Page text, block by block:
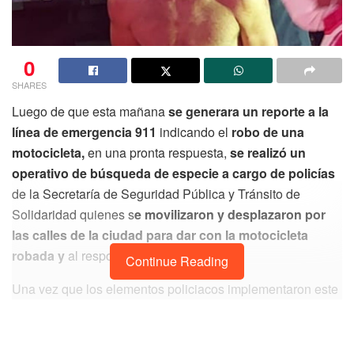
0
SHARES
Luego de que esta mañanase generara un reporte a la
línea de emergencia 911 indicando el robo de una
motocicleta,en una pronta respuesta, se realizó un
operativo de búsqueda de especie a cargo de policías
de la Secretaría de Seguridad Pública y Tránsito de
Solidaridad quienes se movilizaron y desplazaron por
las calles de la ciudad para dar con la motocicleta
robada y al responsable de sustraerla.
Una vez que los elementos policiacos implementaron este
Continue Reading